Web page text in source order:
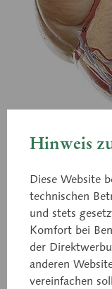
HS 2
Herz
3/4 natürlicher
Schnittführung
Hinweis
Diese Website
technischen
und stets
Komfort bei
der
anderen
vereinfachen